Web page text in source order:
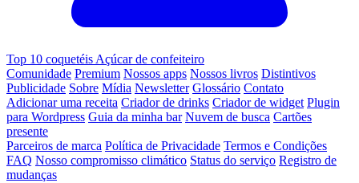
Top 10 coquetéis Açúcar de confeiteiro
Comunidade Premium Nossos apps Nossos livros Distintivos
Publicidade Sobre Mídia Newsletter Glossário Contato
Adicionar uma receita Criador de drinks Criador de widget Plugin
para Wordpress Guia da minha bar Nuvem de busca Cartões
presente
Parceiros de marca Política de Privacidade Termos e Condições
FAQ Nosso compromisso climático Status do serviço Registro de
mudanças